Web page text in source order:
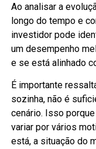
Ao analisar a
longo do tempo e
investidor pode
um desempenho
e se está alinhado
É importante
sozinha, não é
cenário. Isso
variar por vários
está, a situação do